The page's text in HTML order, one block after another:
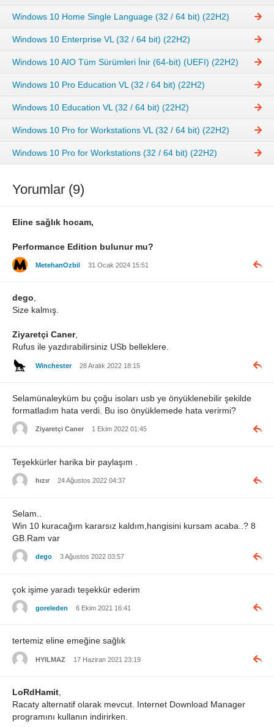
Windows 10 Home Single Language (32 / 64 bit) (22H2)
Windows 10 Enterprise VL (32 / 64 bit) (22H2)
Windows 10 AIO Tüm Sürümleri İnir (64-bit) (UEFI) (22H2)
Windows 10 Pro Education VL (32 / 64 bit) (22H2)
Windows 10 Education VL (32 / 64 bit) (22H2)
Windows 10 Pro for Workstations VL (32 / 64 bit) (22H2)
Windows 10 Pro for Workstations (32 / 64 bit) (22H2)
Yorumlar (9)
Eline sağlık hocam,
Performance Edition bulunur mu?
MetehanOzbil 31 Ocak 2024 15:51
dego,
Size kalmış.
Ziyaretçi Caner,
Rufus ile yazdırabilirsiniz USb belleklere.
Winchester 28 Aralık 2022 18:15
Selamünaleyküm bu çoğu isoları usb ye önyüklenebilir şekilde
formatladım hata verdi. Bu iso önyüklemede hata verirmi?
Ziyaretçi Caner 1 Ekim 2022 01:45
Teşekkürler harika bir paylaşım .
hızır 24 Ağustos 2022 04:37
Selam..
Win 10 kuracağım kararsız kaldım,hangisini kursam acaba..? 8
GB.Ram var
dego 3 Ağustos 2022 03:57
çok işime yaradı teşekkür ederim
goreleden 6 Ekim 2021 16:41
tertemiz eline emeğine sağlık
HYILMAZ 17 Haziran 2021 23:19
LoRdHamit
Racaty alternatif olarak mevcut. Internet Download Manager
programını kullanın indirirken.